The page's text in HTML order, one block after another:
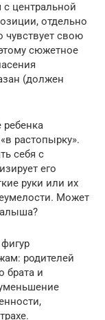
центральной
отдельно
чувствует свою
сюжетное
(должен
ребенка
растопырку».
себя с
его
руки или их
Может
родителей
брата и